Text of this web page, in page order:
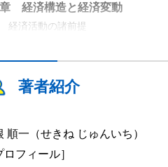
経済構造と経済変動
経済活動の諸前提
経済活動の諸結果
章 近代社会の技術的制度的諸条
技術的諸条件
制度的諸条件
著者紹介
順一（せきね じゅんいち）
ロフィール］